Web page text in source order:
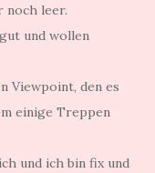
noch leer.
und wollen
Viewpoint, den es
einige Treppen
und ich bin fix und